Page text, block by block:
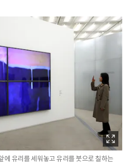
에 유리를 세워놓고 유리를 붓으로 칠하는